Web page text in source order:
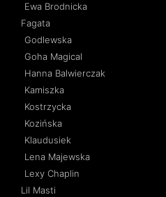
Ewa Brodnicka
Fagata
Godlewska
Goha Magical
Hanna Balwierczak
Kamiszka
Kostrzycka
Kozińska
Klaudusiek
Lena Majewska
Lexy Chaplin
Lil Masti